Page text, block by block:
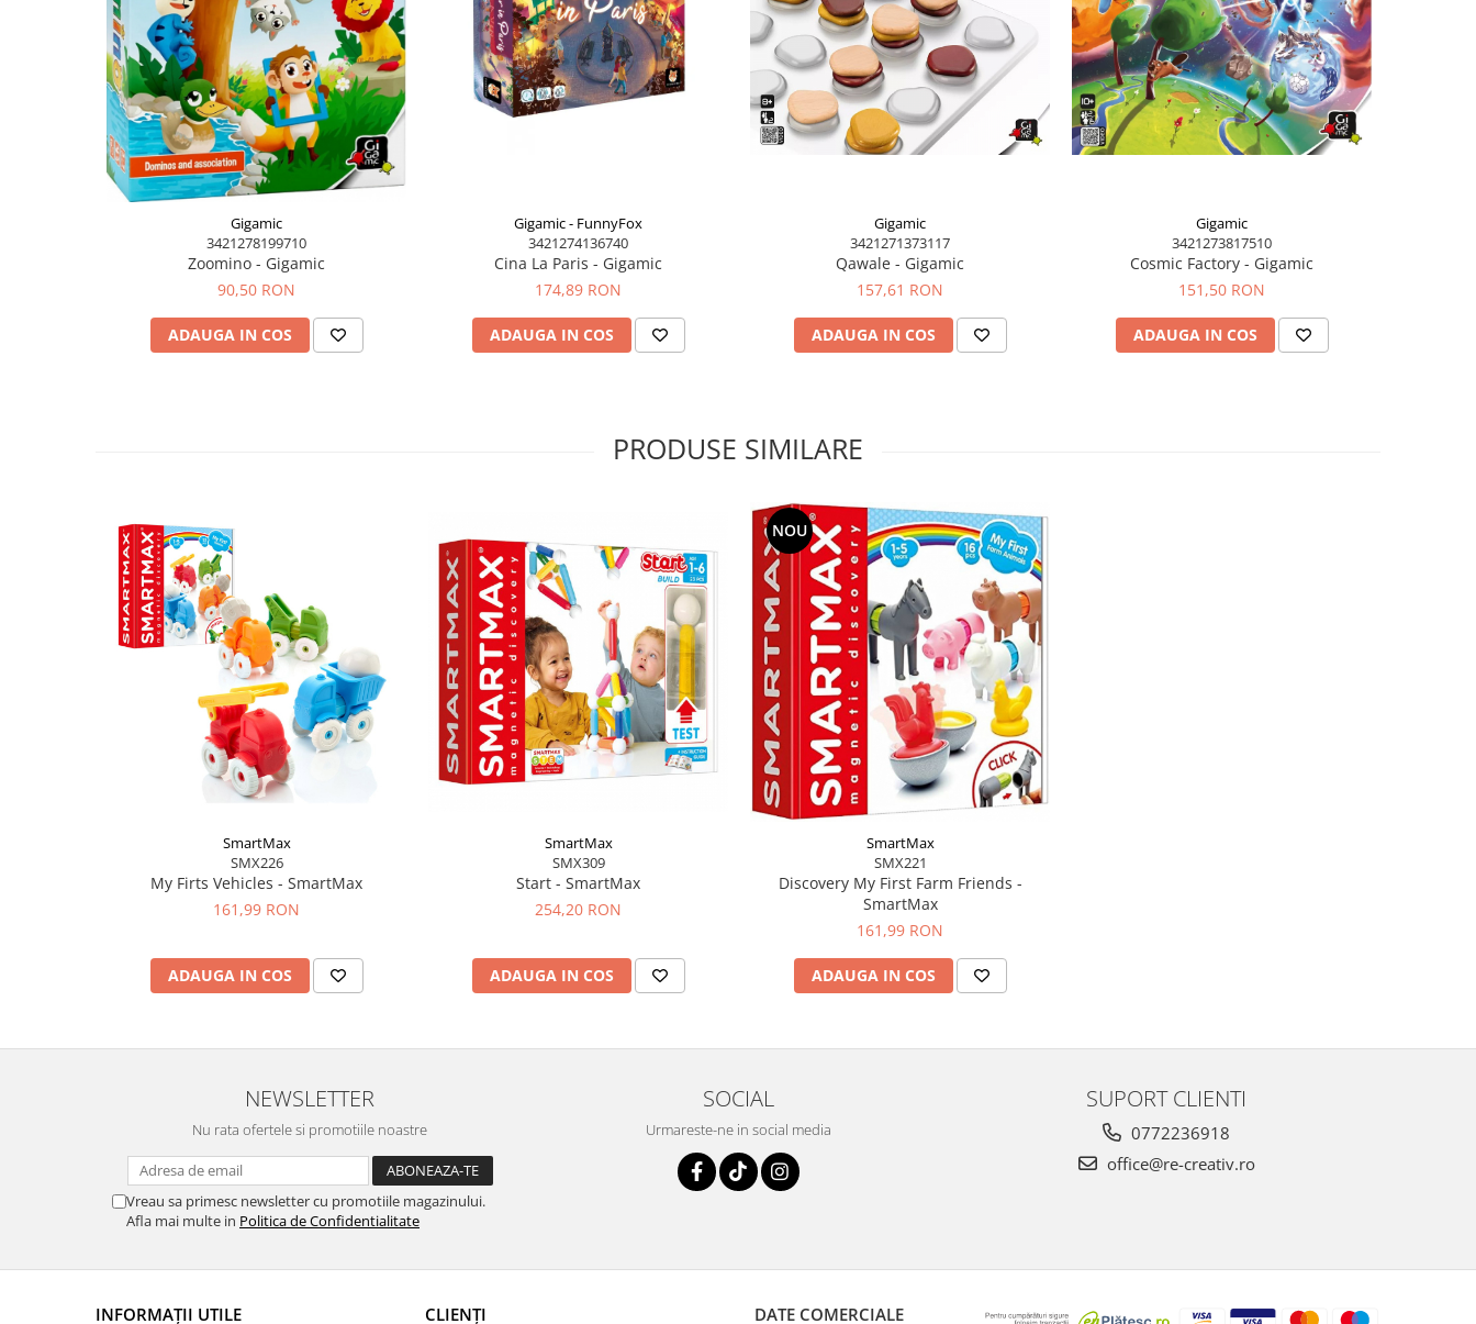
Gigamic
3421278199710
Zoomino - Gigamic
90,50 RON
ADAUGA IN COS
Gigamic - FunnyFox
3421274136740
Cina La Paris - Gigamic
174,89 RON
ADAUGA IN COS
Gigamic
3421271373117
Qawale - Gigamic
157,61 RON
ADAUGA IN COS
Gigamic
3421273817510
Cosmic Factory - Gigamic
151,50 RON
ADAUGA IN COS
PRODUSE SIMILARE
SmartMax
SMX226
My Firts Vehicles - SmartMax
161,99 RON
ADAUGA IN COS
SmartMax
SMX309
Start - SmartMax
254,20 RON
ADAUGA IN COS
NOU
SmartMax
SMX221
Discovery My First Farm Friends -
SmartMax
161,99 RON
ADAUGA IN COS
NEWSLETTER
Nu rata ofertele si promotiile noastre
Vreau sa primesc newsletter cu promotiile magazinului.
Afla mai multe in Politica de Confidentialitate
SOCIAL
Urmareste-ne in social media
SUPORT CLIENTI
0772236918
office@re-creativ.ro
INFORMAȚII UTILE CLIENȚI DATE COMERCIALE